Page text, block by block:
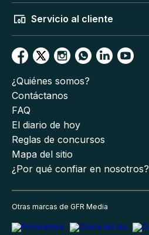
Servicio al cliente
¿Quiénes somos?
Contáctanos
FAQ
El diario de hoy
Reglas de concursos
Mapa del sitio
¿Por qué confiar en nosotros?
Otras marcas de GFR Media